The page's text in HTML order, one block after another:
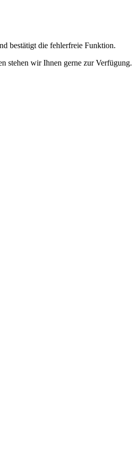
bestätigt die fehlerfreie Funktion.
stehen wir Ihnen gerne zur Verfügung.